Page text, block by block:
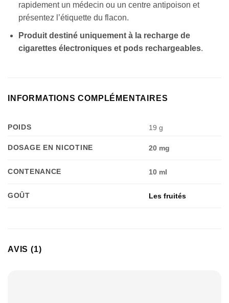
rapidement un médecin ou un centre antipoison et
présentez l’étiquette du flacon.
Produit destiné uniquement à la recharge de
cigarettes électroniques et pods rechargeables.
INFORMATIONS COMPLÉMENTAIRES
POIDS 19 g
DOSAGE EN NICOTINE 20 mg
CONTENANCE 10 ml
GOÛT Les fruités
AVIS (1)